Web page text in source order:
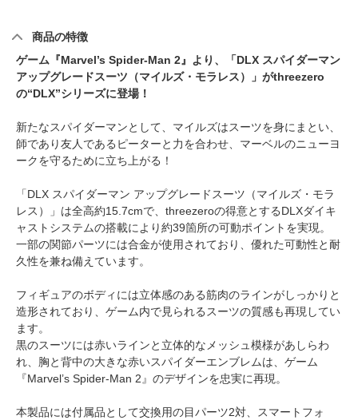
商品の特徴
ゲーム『Marvel’s Spider-Man 2』より、「DLX スパイダーマン
アップグレードスーツ（マイルズ・モラレス）」がthreezero
の“DLX”シリーズに登場！
新たなスパイダーマンとして、マイルズはスーツを身にまとい、
師であり友人であるピーターと力を合わせ、マーベルのニューヨ
ークを守るために立ち上がる！
「DLX スパイダーマン アップグレードスーツ（マイルズ・モラ
レス）」は全高約15.7cmで、threezeroの得意とするDLXダイキ
ャストシステムの搭載により約39箇所の可動ポイントを実現。
一部の関節パーツには合金が使用されており、優れた可動性と耐
久性を兼ね備えています。
フィギュアのボディには立体感のある筋肉のラインがしっかりと
造形されており、ゲーム内で見られるスーツの質感も再現してい
ます。
黒のスーツには赤いラインと立体的なメッシュ模様があしらわ
れ、胸と背中の大きな赤いスパイダーエンブレムは、ゲーム
『Marvel’s Spider-Man 2』のデザインを忠実に再現。
本製品には付属品として交換用の目パーツ2対、スマートフォ